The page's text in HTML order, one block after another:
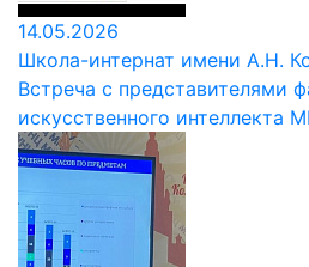
14.05.2026
Школа-интернат имени А.Н.
Встреча с представителями
искусственного интеллекта